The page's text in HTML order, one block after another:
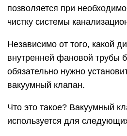
позволяется при
чистку системы
Независимо от того, какой
внутренней фановой трубы
обязательно нужно
вакуумный клапан.
Что это такое? Вакуумный
используется для